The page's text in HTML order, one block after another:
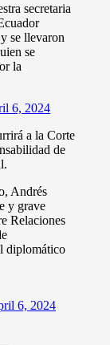
secretaria
se llevaron
se
la
6, 2024
a la Corte
de
Andrés
y grave
Relaciones
diplomático
6, 2024